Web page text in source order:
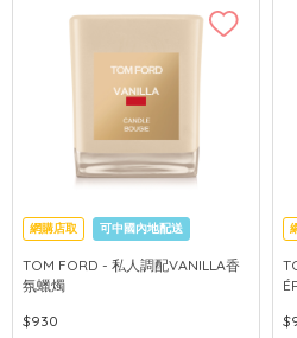
網購店取 可中國內地配送
TOM FORD - 私人調配VANILLA香
氛蠟燭
$930